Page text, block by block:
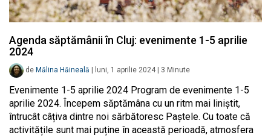
Agenda săptămânii în Cluj: evenimente 1-5 aprilie
2024
de Mălina Hăineală luni, 1 aprilie 2024 3 Minute
Evenimente 1-5 aprilie 2024 Program de evenimente 1-5
aprilie 2024. Începem săptămâna cu un ritm mai liniștit,
întrucât câțiva dintre noi sărbătoresc Paștele. Cu toate că
activitățile sunt mai puține în această perioadă, atmosfera